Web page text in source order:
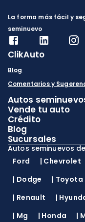
La forma más fácil y
seminuevo
ClikAuto
Blog
Comentarios y
Autos
Vende tu auto
Crédito
Blog
Sucursales
Autos seminuevos
Ford
| Chevrolet
| Dodge | Toyota
| Renault |
| Mg | Honda |